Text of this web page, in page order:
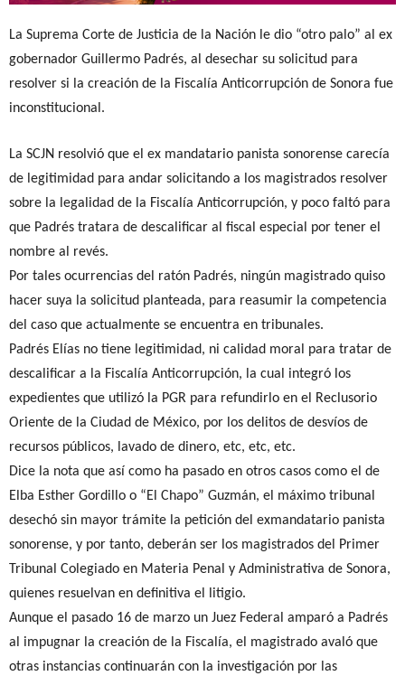
La Suprema Corte de Justicia de la Nación le dio “otro palo” al ex
gobernador Guillermo Padrés, al desechar su solicitud para
resolver si la creación de la Fiscalía Anticorrupción de Sonora fue
inconstitucional.
La SCJN resolvió que el ex mandatario panista sonorense carecía
de legitimidad para andar solicitando a los magistrados resolver
sobre la legalidad de la Fiscalía Anticorrupción, y poco faltó para
que Padrés tratara de descalificar al fiscal especial por tener el
nombre al revés.
Por tales ocurrencias del ratón Padrés, ningún magistrado quiso
hacer suya la solicitud planteada, para reasumir la competencia
del caso que actualmente se encuentra en tribunales.
Padrés Elías no tiene legitimidad, ni calidad moral para tratar de
descalificar a la Fiscalía Anticorrupción, la cual integró los
expedientes que utilizó la PGR para refundirlo en el Reclusorio
Oriente de la Ciudad de México, por los delitos de desvíos de
recursos públicos, lavado de dinero, etc, etc, etc.
Dice la nota que así como ha pasado en otros casos como el de
Elba Esther Gordillo o “El Chapo” Guzmán, el máximo tribunal
desechó sin mayor trámite la petición del exmandatario panista
sonorense, y por tanto, deberán ser los magistrados del Primer
Tribunal Colegiado en Materia Penal y Administrativa de Sonora,
quienes resuelvan en definitiva el litigio.
Aunque el pasado 16 de marzo un Juez Federal amparó a Padrés
al impugnar la creación de la Fiscalía, el magistrado avaló que
otras instancias continuarán con la investigación por las